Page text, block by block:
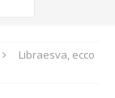
Libraesva, ecco